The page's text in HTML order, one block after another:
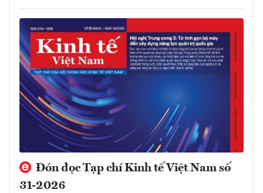
Đón đọc Tạp chí Kinh tế Việt Nam số
31-2026